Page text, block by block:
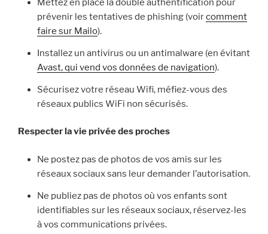
Mettez en place la double authentification pour
prévenir les tentatives de phishing (voircomment
faire sur Mailo).
Installez un antivirus ou un antimalware (en évitant
Avast, qui vend vos données de navigation).
Sécurisez votre réseau Wifi, méfiez-vous des
réseaux publics WiFi non sécurisés.
Respecter la vie privée des proches
Ne postez pas de photos de vos amis sur les
réseaux sociaux sans leur demander l’autorisation.
Ne publiez pas de photos où vos enfants sont
identifiables sur les réseaux sociaux, réservez-les
à vos communications privées.